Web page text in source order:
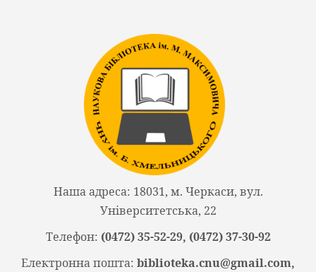
Наша адреса: 18031, м. Черкаси, вул.
Університетська, 22
Телефон: (0472) 35-52-29, (0472) 37-30-92
Електронна пошта: biblioteka.cnu@gmail.com,